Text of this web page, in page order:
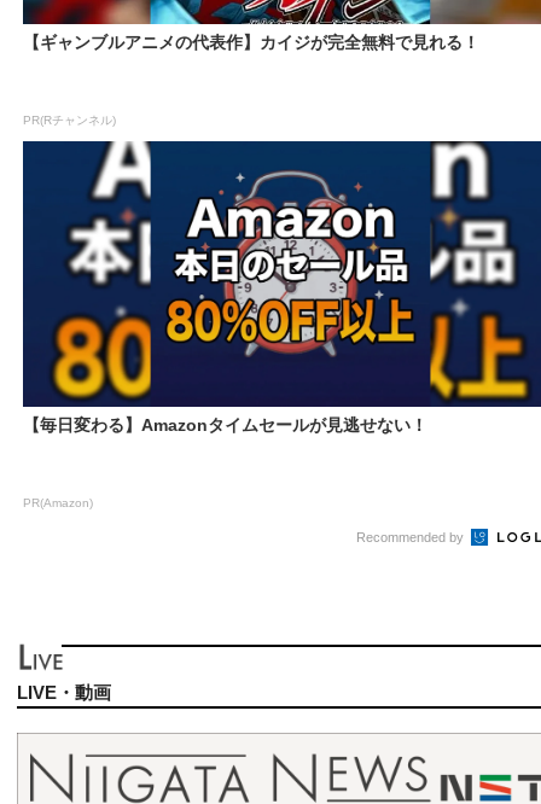
【ギャンブルアニメの代表作】カイジが完全無料で見れる！
PR(Rチャンネル)
【毎日変わる】Amazonタイムセールが見逃せない！
PR(Amazon)
Recommended by
LIVE・動画